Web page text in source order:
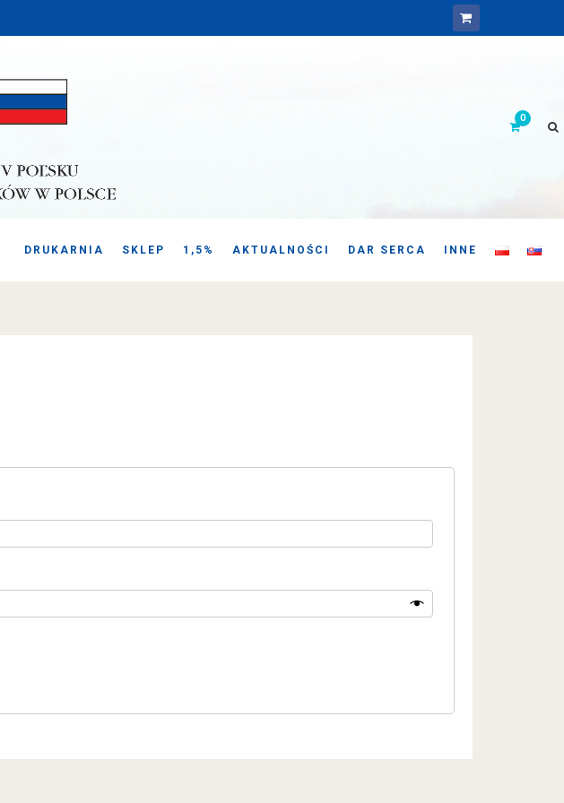
DRUKARNIA SKLEP 1,5% AKTUALNOŚCI DAR SERCA INNE